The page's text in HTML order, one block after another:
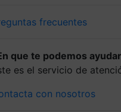
frecuentes
que te podemos
es el servicio de
con nosotros